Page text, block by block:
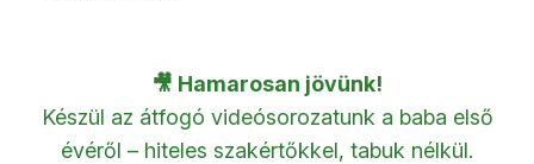
🎥 Hamarosan jövünk!
Készül az átfogó videósorozatunk a baba első
évéről – hiteles szakértőkkel, tabuk nélkül.